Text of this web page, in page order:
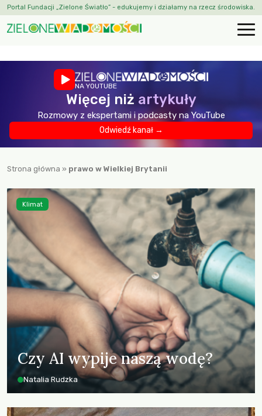
Portal Fundacji „Zielone Światło” - edukujemy i działamy na rzecz środowiska.
NA YOUTUBE
Więcej niż artykuły
Rozmowy z ekspertami i podcasty na YouTube
Odwiedź kanał →
Strona główna » prawo w Wielkiej Brytanii
Czy AI wypije naszą wodę?
Natalia Rudzka
Klimat